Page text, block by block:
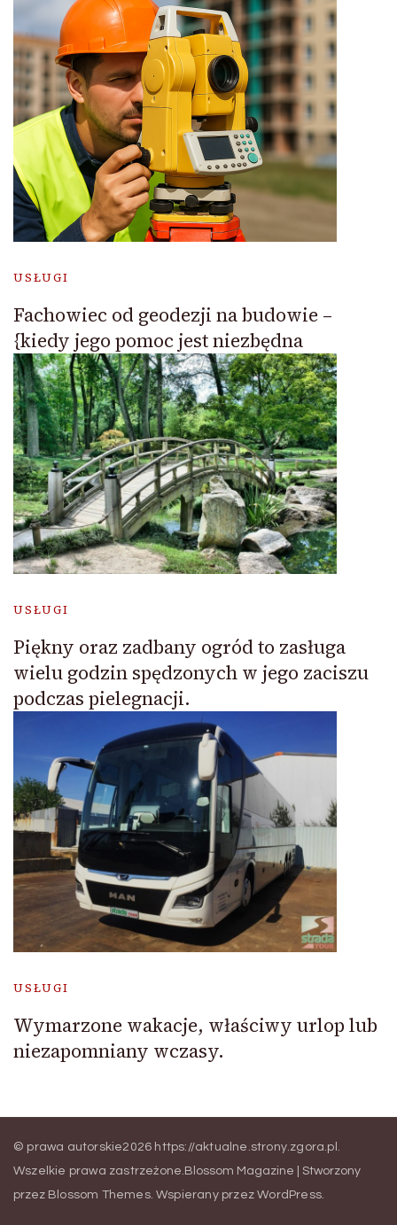
USŁUGI
Fachowiec od geodezji na budowie –
{kiedy jego pomoc jest niezbędna
USŁUGI
Piękny oraz zadbany ogród to zasługa
wielu godzin spędzonych w jego zaciszu
podczas pielegnacji.
USŁUGI
Wymarzone wakacje, właściwy urlop lub
niezapomniany wczasy.
© prawa autorskie2026 https://aktualne.strony.zgora.pl .
Wszelkie prawa zastrzeżone.Blossom Magazine | Stworzony
przez Blossom Themes. Wspierany przezWordPress.